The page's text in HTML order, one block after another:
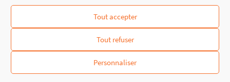
Tout accepter
Tout refuser
Personnaliser
© Administration Communale de Dalheim